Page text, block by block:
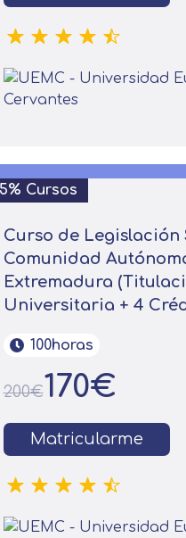
Cursos
Curso de
Comunidad
Extremadura
Universitaria + 4
100horas
200€170€
Matricularme
tus preferencias,